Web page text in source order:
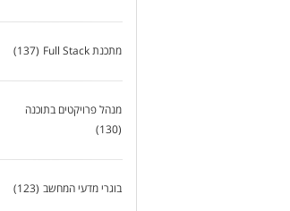
מתכנת Full Stack (137)
מנהל פרויקטים בתוכנה
(130)
בוגרי מדעי המחשב (123)